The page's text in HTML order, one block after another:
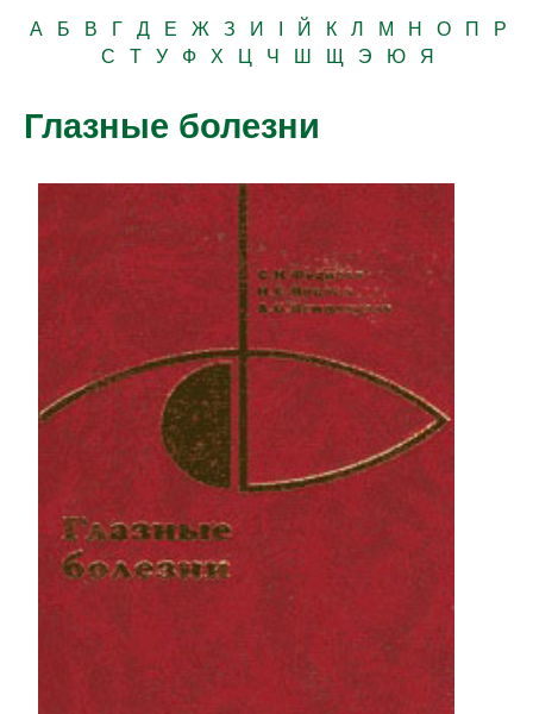
А Б В Г Д Е Ж З И Й К Л М Н О П
Р
С
Т У Ф Х Ц Ч Ш Щ Э Ю Я
Глазные болезни